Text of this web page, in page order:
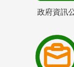
政府資訊